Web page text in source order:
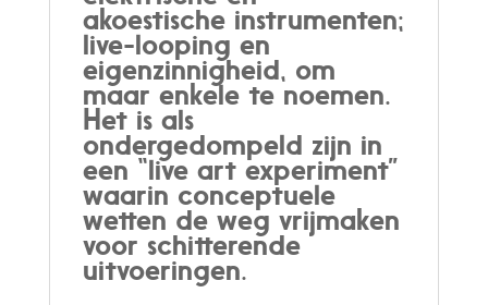
akoestische instrumenten;
live-looping en
eigenzinnigheid, om
maar enkele te noemen.
Het is als
ondergedompeld zijn in
een “live art experiment”
waarin conceptuele
wetten de weg vrijmaken
voor schitterende
uitvoeringen.